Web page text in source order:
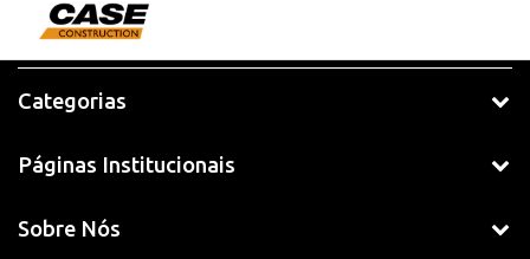
Categorias
Páginas Institucionais
Sobre Nós